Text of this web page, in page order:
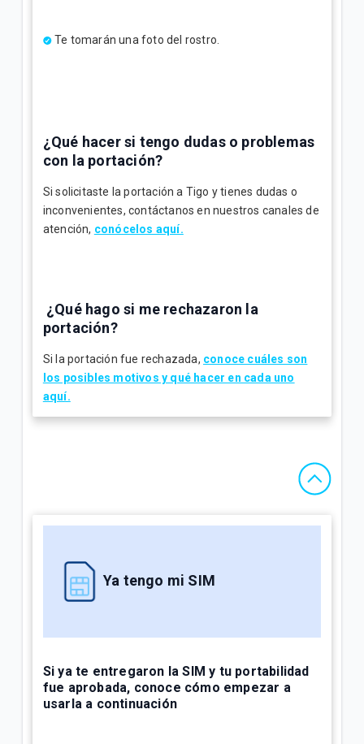
Te tomarán una foto del rostro.
¿Qué hacer si tengo dudas o problemas
con la portación?
Si solicitaste la portación a Tigo y tienes dudas o
inconvenientes, contáctanosen nuestros canales de
atención, conócelos aquí.
¿Qué hago si me rechazaron la
portación?
Si la portación fue rechazada, conoce cuáles son
los posibles motivos y qué hacer en cada uno
aquí.
Ya tengo mi SIM
Si ya te entregaron la SIM y tu portabilidad
fue aprobada, conoce cómo empezar a
usarla a continuación